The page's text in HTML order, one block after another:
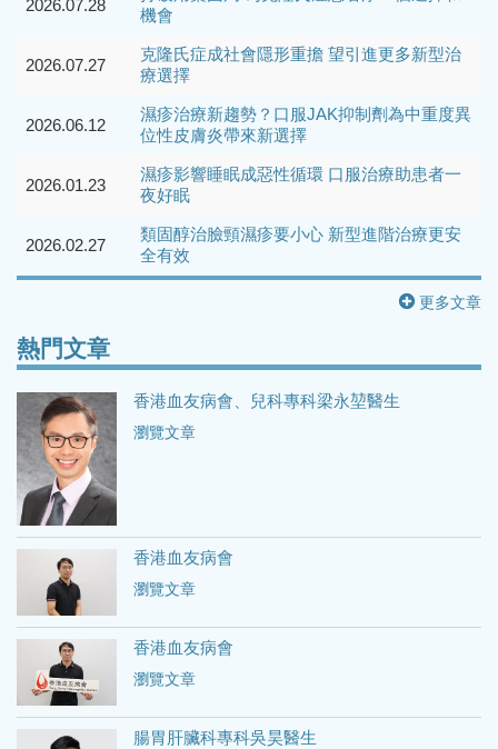
2026.07.28
機會
2026.07.27
克隆氏症成社會隱形重擔 望引進更多新型治
療選擇
2026.06.12
濕疹治療新趨勢？口服JAK抑制劑為中重度異
位性皮膚炎帶來新選擇
2026.01.23
濕疹影響睡眠成惡性循環 口服治療助患者一
夜好眠
2026.02.27
類固醇治臉頸濕疹要小心 新型進階治療更安
全有效
更多文章
熱門文章
香港血友病會、兒科專科梁永堃醫生
瀏覽文章
香港血友病會
瀏覽文章
香港血友病會
瀏覽文章
腸胃肝臟科專科吳昊醫生